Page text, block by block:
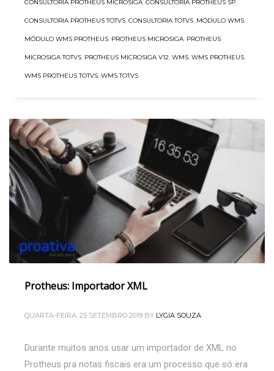
CONSULTORIA PROTHEUS MICROSIGA, CONSULTORIA PROTHEUS SP,
CONSULTORIA PROTHEUS TOTVS, CONSULTORIA TOTVS, MÓDULO WMS,
MÓDULO WMS PROTHEUS, PROTHEUS MICROSIGA, PROTHEUS
MICROSIGA TOTVS, PROTHEUS MICROSIGA V12, WMS, WMS PROTHEUS,
WMS PROTHEUS TOTVS, WMS TOTVS
Protheus: Importador XML
QUARTA-FEIRA, 25 SETEMBRO 2019 BY LYGIA SOUZA
Durante muitos anos usar um importador de XML no
Protheus pra notas fiscais era um processo que só era